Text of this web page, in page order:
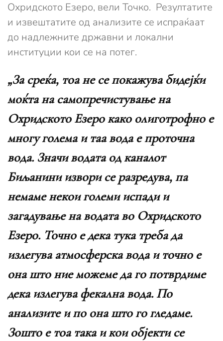
Охридското Езеро, вели Точко. Резултатите
и извештатите од анализите се испраќаат
до надлежните државни и локални
институции кои се на потег.
„За среќа, тоа не се покажува бидејќи
моќта на самопречистување на
Охридското Езеро како олиготрофно е
многу голема и таа вода е проточна
вода. Значи водата од каналот
Биљанини извори се разредува, па
немаме некои големи испади и
загадување на водата во Охридското
Езеро. Точно е дека тука треба да
излегува атмосферска вода и точно е
она што ние можеме да го потврдиме
дека излегува фекална вода. По
анализите и по она што го гледаме.
Зошто е тоа така и кои објекти се